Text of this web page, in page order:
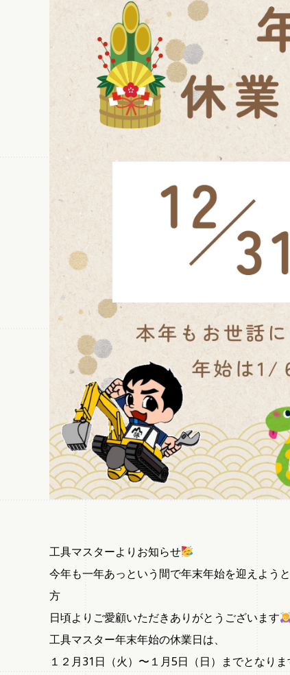
工具マスターよりお知らせ
今年も一年あっという間で年末年始を迎えよう
方
日頃よりご愛顧いただきありがとうございます
工具マスター年末年始の休業日は、
１２月31日（火）〜１月5日（日）までとなりま